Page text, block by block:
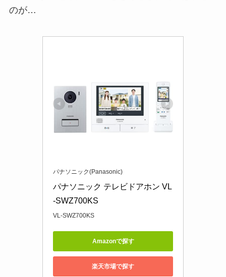
のが…
パナソニック(Panasonic)
パナソニック テレビドアホン VL
-SWZ700KS
VL-SWZ700KS
Amazonで探す
楽天市場で探す